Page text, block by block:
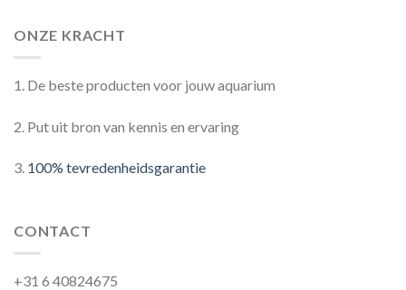
ONZE KRACHT
1. De beste producten voor jouw aquarium
2. Put uit bron van kennis en ervaring
3. 100% tevredenheidsgarantie
CONTACT
+31 6 40824675